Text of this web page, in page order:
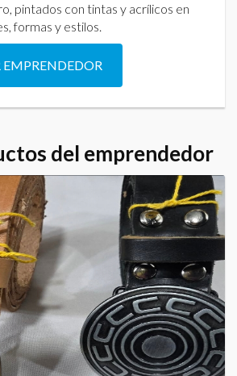
pintados con tintas y acrílicos en
formas y estilos.
del emprendedor